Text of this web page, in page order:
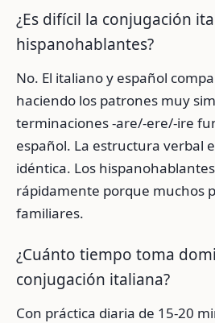
¿Es difícil la conjugación
hispanohablantes?
No. El italiano y español
haciendo los patrones muy
terminaciones -are/-ere/-ire
español. La estructura verbal
idéntica. Los
rápidamente porque muchos
familiares.
¿Cuánto tiempo toma
conjugación italiana?
Con práctica diaria de 15-20